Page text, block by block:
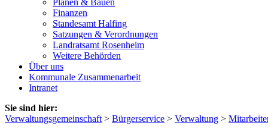
Planen & Bauen
Finanzen
Standesamt Halfing
Satzungen & Verordnungen
Landratsamt Rosenheim
Weitere Behörden
Über uns
Kommunale Zusammenarbeit
Intranet
Sie sind hier:
Verwaltungsgemeinschaft > Bürgerservice > Verwaltung >